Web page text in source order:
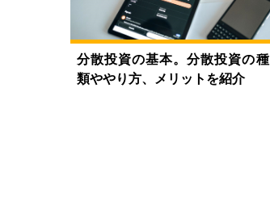
分散投資の基本。分散投資の種
類ややり方、メリットを紹介